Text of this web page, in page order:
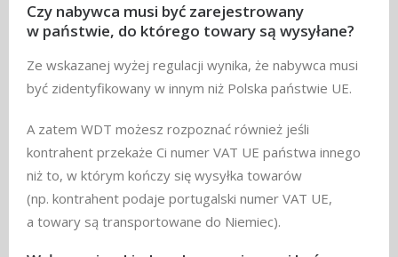
Czy nabywca musi być zarejestrowany
w państwie, do którego towary są wysyłane?
Ze wskazanej wyżej regulacji wynika, że nabywca musi
być zidentyfikowany w innym niż Polska państwie UE.
A zatem WDT możesz rozpoznać również jeśli
kontrahent przekaże Ci numer VAT UE państwa innego
niż to, w którym kończy się wysyłka towarów
(np. kontrahent podaje portugalski numer VAT UE,
a towary są transportowane do Niemiec).